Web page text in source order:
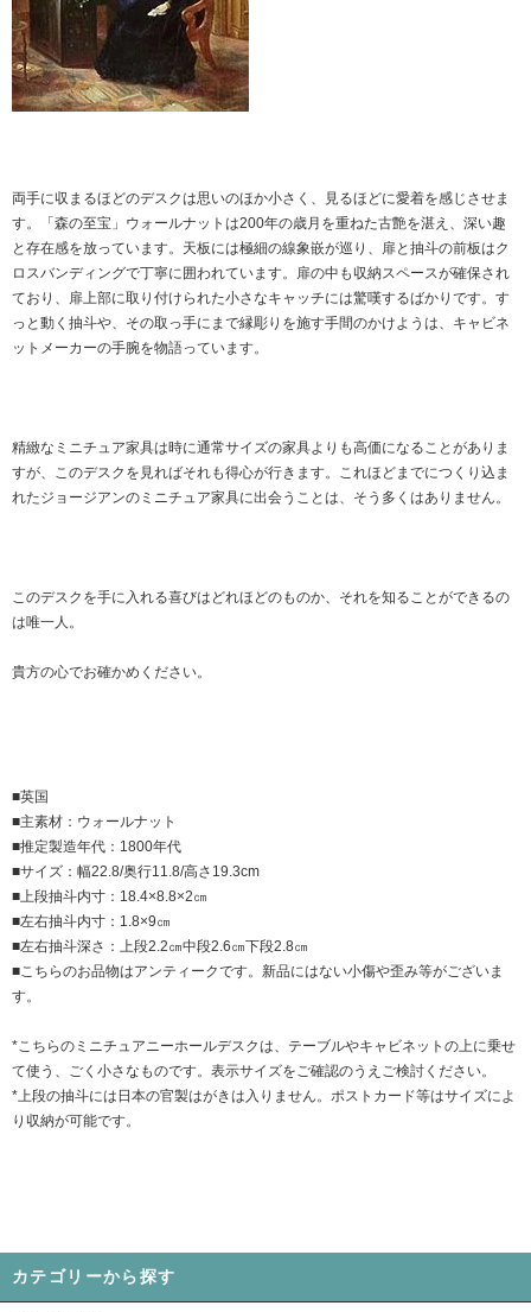
両手に収まるほどのデスクは思いのほか小さく、見るほどに愛着を感じさせま
す。「森の至宝」ウォールナットは200年の歳月を重ねた古艶を湛え、深い趣
と存在感を放っています。天板には極細の線象嵌が巡り、扉と抽斗の前板はク
ロスバンディングで丁寧に囲われています。扉の中も収納スペースが確保され
ており、扉上部に取り付けられた小さなキャッチには驚嘆するばかりです。す
っと動く抽斗や、その取っ手にまで縁彫りを施す手間のかけようは、キャビネ
ットメーカーの手腕を物語っています。
精緻なミニチュア家具は時に通常サイズの家具よりも高価になることがありま
すが、このデスクを見ればそれも得心が行きます。これほどまでにつくり込ま
れたジョージアンのミニチュア家具に出会うことは、そう多くはありません。
このデスクを手に入れる喜びはどれほどのものか、それを知ることができるの
は唯一人。
貴方の心でお確かめください。
■英国
■主素材：ウォールナット
■推定製造年代：1800年代
■サイズ：幅22.8/奥行11.8/高さ19.3cm
■上段抽斗内寸：18.4×8.8×2㎝
■左右抽斗内寸：1.8×9㎝
■左右抽斗深さ：上段2.2㎝中段2.6㎝下段2.8㎝
■こちらのお品物はアンティークです。新品にはない小傷や歪み等がございま
す。
*こちらのミニチュアニーホールデスクは、テーブルやキャビネットの上に乗せ
て使う、ごく小さなものです。表示サイズをご確認のうえご検討ください。
*上段の抽斗には日本の官製はがきは入りません。ポストカード等はサイズによ
り収納が可能です。
カテゴリーから探す